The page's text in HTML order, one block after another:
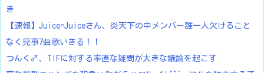
き
【速報】Juice=Juiceさん、炎天下の中メンバー誰一人欠けること
なく見事7曲歌いきる！！
つんく♂、TIFに対する率直な疑問が大きな議論を起こす